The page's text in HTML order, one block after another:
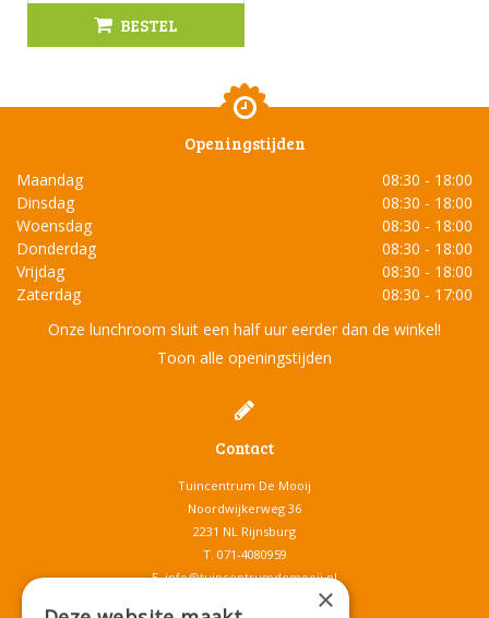
BESTEL
Openingstijden
Maandag
08:30 - 18:00
Dinsdag
08:30 - 18:00
Woensdag
08:30 - 18:00
Donderdag
08:30 - 18:00
Vrijdag
08:30 - 18:00
Zaterdag
08:30 - 17:00
Onze lunchroom sluit een half uur eerder dan de winkel!
Toon alle openingstijden
Contact
Tuincentrum De Mooij
Noordwijkerweg 36
2231 NL Rijnsburg
T. 071-4080959
E.info@tuincentrumdemooij.nl
×